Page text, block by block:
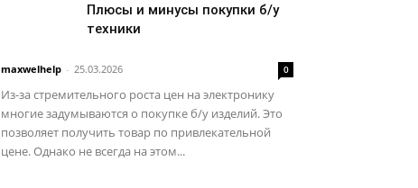
Плюсы и минусы покупки б/у
техники
maxwelhelp - 25.03.2026 0
Из-за стремительного роста цен на электронику
многие задумываются о покупке б/у изделий. Это
позволяет получить товар по привлекательной
цене. Однако не всегда на этом...